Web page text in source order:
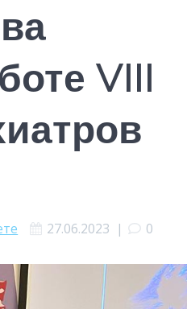
VIII
27.06.2023 | 0